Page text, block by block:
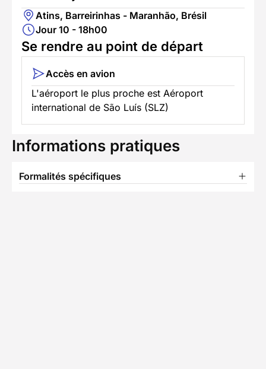
Atins, Barreirinhas - Maranhão, Brésil
Jour 10 - 18h00
Se rendre au point de départ
Accès en avion
L'aéroport le plus proche est Aéroport
international de São Luís (SLZ)
Informations pratiques
Formalités spécifiques